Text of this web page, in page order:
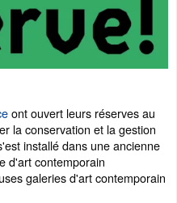
ont ouvert leurs réserves au
la conservation et la gestion
installé dans une ancienne
d'art contemporain
galeries d'art contemporain